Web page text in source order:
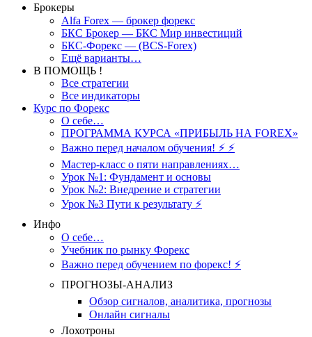
Брокеры
Alfa Forex — брокер форекс
БКС Брокер — БКС Мир инвестиций
БКС-Форекс — (BCS-Forex)
Ещё варианты…
В ПОМОЩЬ !
Все стратегии
Все индикаторы
Курс по Форекс
О себе…
ПРОГРАММА КУРСА «ПРИБЫЛЬ НА FOREX»
Важно перед началом обучения! ⚡ ⚡
Мастер-класс о пяти направлениях…
Урок №1: Фундамент и основы
Урок №2: Внедрение и стратегии
Урок №3 Пути к результату ⚡️
Инфо
О себе…
Учебник по рынку Форекс
Важно перед обучением по форекс! ⚡
ПРОГНОЗЫ-АНАЛИЗ
Обзор сигналов, аналитика, прогнозы
Онлайн сигналы
Лохотроны